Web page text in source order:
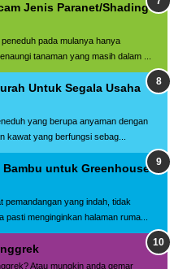
Jenis Paranet/Shading
pada mulanya hanya
tanaman yang masih dalam ...
Untuk Segala Usaha
yang berupa anyaman dengan
kawat yang berfungsi sebag...
untuk Greenhouse
pemandangan yang indah, tidak
menginginkan halaman ruma...
Atau mungkin anda gemar